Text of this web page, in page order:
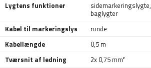
Lygtens funktioner
sidemarkeringslygte,
baglygter
Kabel til markeringslys
runde
Kabellængde
0,5 m
Tværsnit af ledning
2x 0,75 mm²